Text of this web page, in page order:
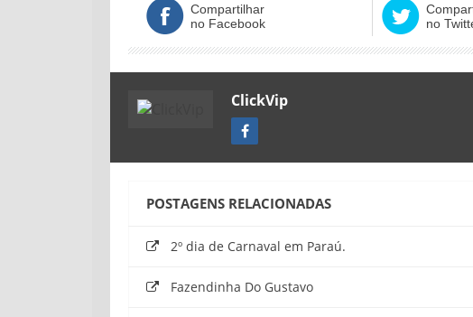
Compartilhar
no Facebook
no
ClickVip
POSTAGENS RELACIONADAS
2º dia de Carnaval em Paraú.
Fazendinha Do Gustavo